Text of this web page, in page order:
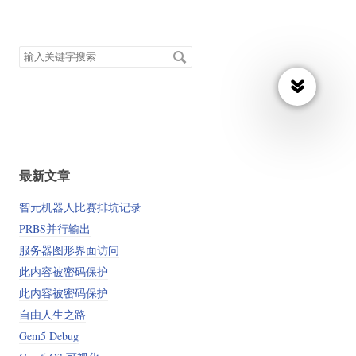
搜
最新文章
智元机器人比赛排坑记录
PRBS并行输出
服务器图形界面访问
此内容被密码保护
此内容被密码保护
自由人生之路
Gem5 Debug